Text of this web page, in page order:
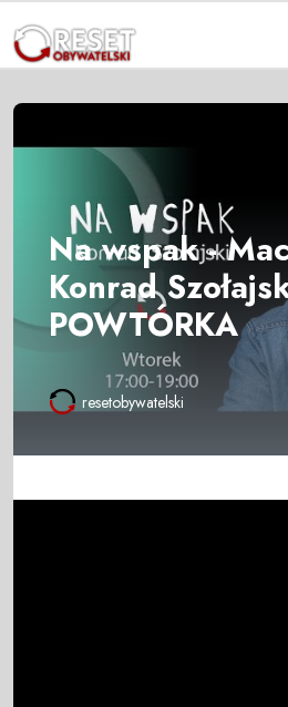
Na wspak -
Konrad
POWTÓRKA
resetobywatelski